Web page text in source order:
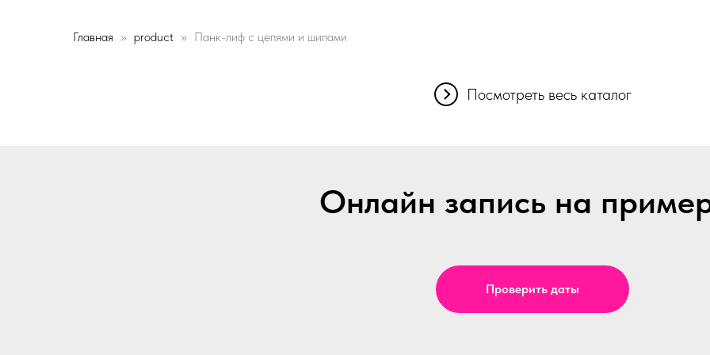
Главная product Панк-лиф с цепями и шипами
Посмотреть весь каталог
Онлайн запись на
Проверить даты